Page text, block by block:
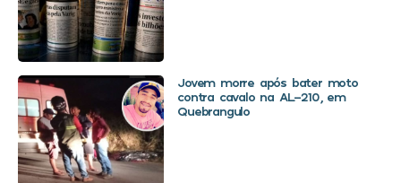
Jovem morre após bater moto
contra cavalo na AL-210, em
Quebrangulo